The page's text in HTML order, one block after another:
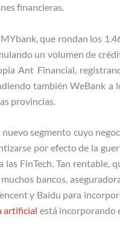
financieras.
que rondan los
un volumen de
Ant Financial,
también WeBank a
provincias.
segmento cuyo
por efecto de la
FinTech. Tan rentable,
bancos,
y Baidu para
artificial está incorporando